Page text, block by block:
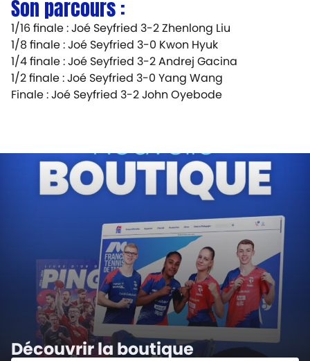
Son parcours :
1/16 finale : Joé Seyfried 3-2 Zhenlong Liu
1/8 finale : Joé Seyfried 3-0 Kwon Hyuk
1/4 finale : Joé Seyfried 3-2 Andrej Gacina
1/2 finale : Joé Seyfried 3-0 Yang Wang
Finale : Joé Seyfried 3-2 John Oyebode
Découvrir la boutique